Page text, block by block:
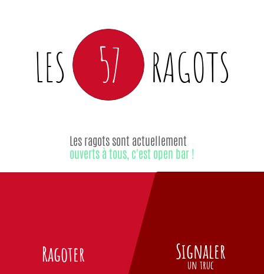
LES 57 RAGOTS
Ragoter
Les ragots sont actuellement
ouverts à tous, c'est open bar !
Signaler
un truc